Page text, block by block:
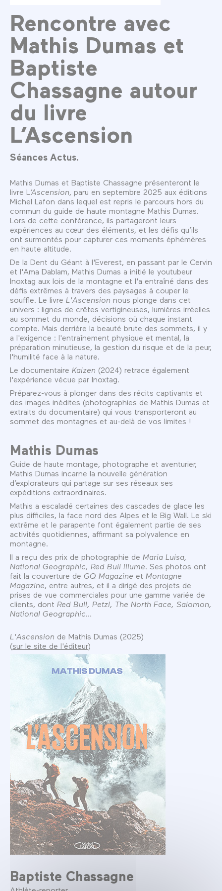
Rencontre avec
Mathis Dumas et
Baptiste
Chassagne autour
du livre
L’Ascension
Séances Actus.
Mathis Dumas et Baptiste Chassagne présenteront le
livre L ’Ascension , paru en septembre 2025 aux éditions
Michel Lafon dans lequel est repris le parcours hors du
commun du guide de haute montagne Mathis Dumas.
Lors de cette conférence, ils partageront leurs
expériences au cœur des éléments, et les défis qu’ils
ont surmontés pour capturer ces moments éphémères
en haute altitude.
De la Dent du Géant à l'Everest, en passant par le Cervin
et l'Ama Dablam, Mathis Dumas a initié le youtubeur
Inoxtag aux lois de la montagne et l'a entraîné dans des
défis extrêmes à travers des paysages à couper le
souffle. Le livre L'Ascension nous plonge dans cet
univers : lignes de crêtes vertigineuses, lumières irréelles
au sommet du monde, décisions où chaque instant
compte. Mais derrière la beauté brute des sommets, il y
a l'exigence : l'entraînement physique et mental, la
préparation minutieuse, la gestion du risque et de la peur,
l'humilité face à la nature.
Le documentaire Kaizen (2024) retrace également
l'expérience vécue par Inoxtag.
Préparez-vous à plonger dans des récits captivants et
des images inédites (photographies de Mathis Dumas et
extraits du documentaire) qui vous transporteront au
sommet des montagnes et au-delà de vos limites !
Mathis Dumas
Guide de haute montage, photographe et aventurier,
Mathis Dumas incarne la nouvelle génération
d’explorateurs qui partage sur ses réseaux ses
expéditions extraordinaires.
Mathis a escaladé certaines des cascades de glace les
plus difficiles, la face nord des Alpes et le Big Wall. Le ski
extrême et le parapente font également partie de ses
activités quotidiennes, affirmant sa polyvalence en
montagne.
Il a reçu des prix de photographie de Maria Luisa,
National Geographic, Red Bull Illume. Ses photos ont
fait la couverture de GQ Magazine et Montagne
Magazine, entre autres, et il a dirigé des projets de
prises de vue commerciales pour une gamme variée de
clients, dont Red Bull, Petzl, The North Face, Salomon,
National Geographic…
L'Ascension de Mathis Dumas (2025)
(sur le site de l'éditeur)
Baptiste Chassagne